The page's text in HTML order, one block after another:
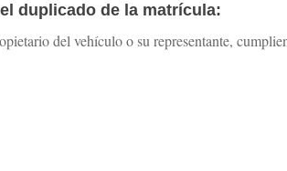
duplicado de la matrícula:
del vehículo o su representante,